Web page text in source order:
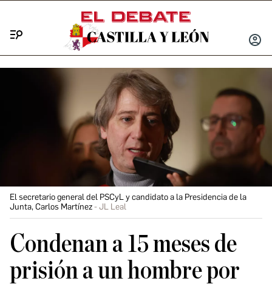
INICIAR
El secretario general del PSCyL y candidato a la Presidencia de la
Junta, Carlos Martínez
JL Leal
Condenan a 15 meses de
prisión a un hombre por